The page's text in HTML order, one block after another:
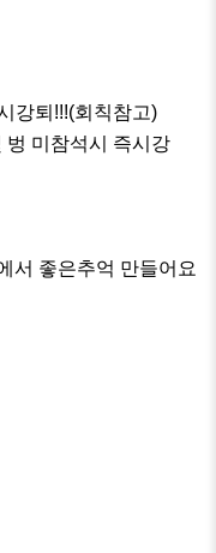
강퇴!!!(회칙참고)
벙 미참석시 즉시강
서 좋은추억 만들어요